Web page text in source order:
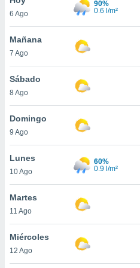
en
más
nuestra
de
cookies
aceptar
6 Ago
90%
0.6 l/m²
Mañana
7 Ago
Sábado
8 Ago
Domingo
9 Ago
Lunes
10 Ago
60%
0.9 l/m²
Martes
11 Ago
Miércoles
12 Ago